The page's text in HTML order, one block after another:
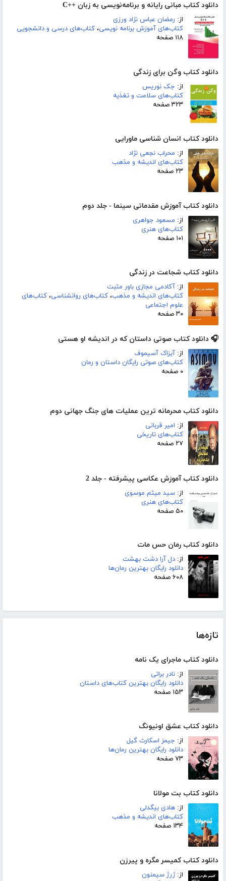
دانلود کتاب مبانی رایانه و برنامه‌نویسی به زبان ++C
از: رمضان عباس نژاد ورزی
کتاب‌های آموزش برنامه نویسی، کتاب‌های درسی و دانشجویی
۱۱۸ صفحه
دانلود کتاب وگن برای زندگی
از: جک نوریس
کتاب‌های سلامت و تغذیه
۳۲۳ صفحه
دانلود کتاب انسان شناسی ماورایی
از: محراب نجعی نژاد
کتاب‌های اندیشه و مذهب
۲۳ صفحه
دانلود کتاب آموزش مقدماتی سینما - جلد دوم
از: مسعود جواهری
کتاب‌های هنری
۱۰۱ صفحه
دانلود کتاب شجاعت در زندگی
از: آکادمی مجازی باور مثبت
کتاب‌های اندیشه و مذهب، کتاب‌های روانشناسی، کتاب‌های
علوم اجتماعی
۳۰ صفحه
🎧 دانلود کتاب صوتی داستان که در اندیشه او هستی
از: آیزاک آسیموف
کتاب‌های صوتی رایگان داستان و رمان
۰ صفحه
دانلود کتاب محرمانه ترین عملیات های جنگ جهانی دوم
از: امیر قربانی
کتاب‌های تاریخی
۲۷ صفحه
دانلود کتاب آموزش عکاسی پیشرفته - جلد 2
از: سید میثم موسوی
کتاب‌های هنری
۵۰ صفحه
دانلود کتاب رمان حس مات
از: دل آرا دشت بهشت
دانلود رایگان بهترین رمان‌ها
۶۰۸ صفحه
تازه‌ها
دانلود کتاب ماجرای یک نامه
از: نادر براتی
دانلود رایگان بهترین کتاب‌های داستان
۱۵۳ صفحه
دانلود کتاب عشق اونیونگ
از: جیمز اسکارث گیل
دانلود رایگان بهترین رمان‌ها
۷۳ صفحه
دانلود کتاب بت مولانا
از: هادی بیگدلی
کتاب‌های اندیشه و مذهب
۱۳۴ صفحه
دانلود کتاب کمیسر مگره و پیرزن
از:ژرژ سیمنون